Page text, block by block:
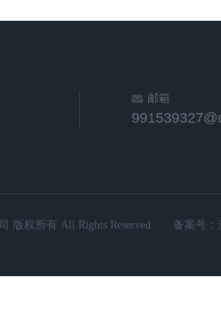
邮箱
版权所有 All Rights Reserved. 备案号：